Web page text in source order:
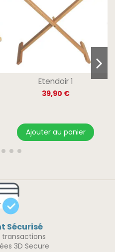
Etendoir 1
39,90 €
Ajouter au panier
Sécurisé
transactions
3D Secure